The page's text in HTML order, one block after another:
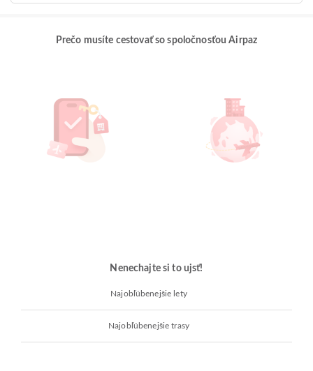
Prečo musíte cestovať so spoločnosťou Airpaz
Nenechajte si to ujsť!
Najobľúbenejšie lety
Najobľúbenejšie trasy